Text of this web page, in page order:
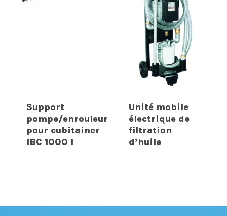
Support
pompe/enrouleur
pour cubitainer
IBC 1000 l
Unité mobile
électrique de
filtration
d’huile